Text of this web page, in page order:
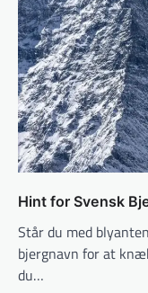
Hint for Svensk
Står du med
bjergnavn for at
du…